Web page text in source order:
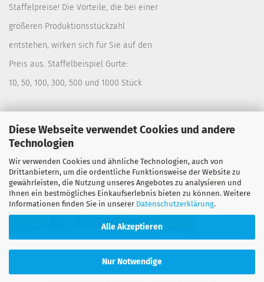
Diese Webseite verwendet Cookies und andere
Technologien
Wir verwenden Cookies und ähnliche Technologien, auch von
Drittanbietern, um die ordentliche Funktionsweise der Website zu
gewährleisten, die Nutzung unseres Angebotes zu analysieren und
Ihnen ein bestmögliches Einkaufserlebnis bieten zu können. Weitere
Informationen finden Sie in unserer Datenschutzerklärung.
Alle Akzeptieren
Nur Notwendige
Staffelpreise! Die Vorteile, die bei einer
größeren Produktionsstückzahl
entstehen, wirken sich für Sie auf den
Preis aus. Staffelbeispiel Gurte:
10, 50, 100, 300, 500 und 1000 Stück
Personalisierung
Lassen Sie sich Ihre Gurte bedrucken. Siehe:
Warengruppe "Spanngurte" UntergruppePersonalisierung